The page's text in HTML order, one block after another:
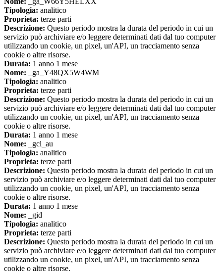
Tipologia: analitico
Proprieta: terze parti
Descrizione: Questo periodo mostra la durata del periodo in cui un
servizio può archiviare e/o leggere determinati dati dal tuo computer
utilizzando un cookie, un pixel, un'API, un tracciamento senza
cookie o altre risorse.
Durata: 1 anno 1 mese
Nome: _ga_Y48QX5W4WM
Tipologia: analitico
Proprieta: terze parti
Descrizione: Questo periodo mostra la durata del periodo in cui un
servizio può archiviare e/o leggere determinati dati dal tuo computer
utilizzando un cookie, un pixel, un'API, un tracciamento senza
cookie o altre risorse.
Durata: 1 anno 1 mese
Nome: _gcl_au
Tipologia: analitico
Proprieta: terze parti
Descrizione: Questo periodo mostra la durata del periodo in cui un
servizio può archiviare e/o leggere determinati dati dal tuo computer
utilizzando un cookie, un pixel, un'API, un tracciamento senza
cookie o altre risorse.
Durata: 1 anno 1 mese
Nome: _gid
Tipologia: analitico
Proprieta: terze parti
Descrizione: Questo periodo mostra la durata del periodo in cui un
servizio può archiviare e/o leggere determinati dati dal tuo computer
utilizzando un cookie, un pixel, un'API, un tracciamento senza
cookie o altre risorse.